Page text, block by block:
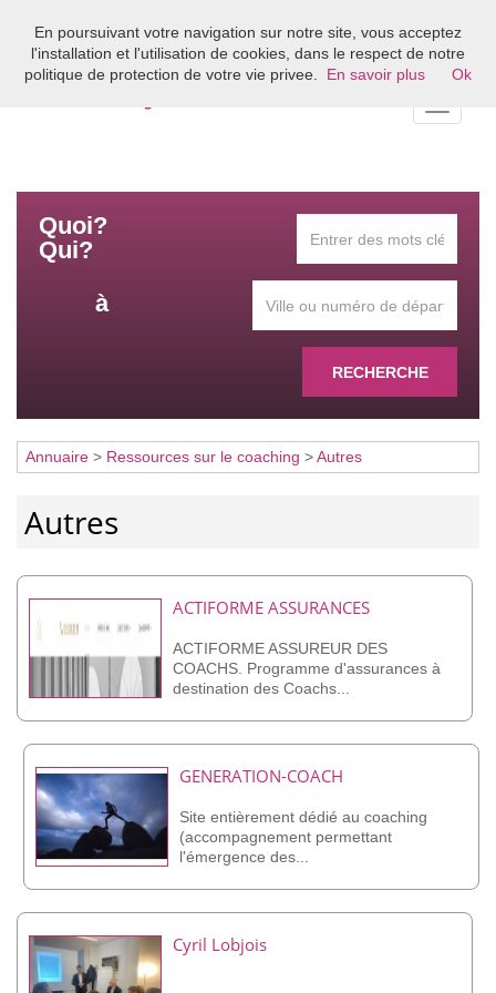
Bienvenue sur l'annuaire du coaching en France
Quoi?
Qui?
à
RECHERCHE
Annuaire > Ressources sur le coaching >Autres
Autres
ACTIFORME ASSURANCES
ACTIFORME ASSUREUR DES
COACHS. Programme d'assurances à
destination des Coachs...
GENERATION-COACH
Site entièrement dédié au coaching
(accompagnement permettant
l'émergence des...
Cyril Lobjois
En poursuivant votre navigation sur notre site, vous acceptez
l'installation et l'utilisation de cookies, dans le respect de notre
politique de protection de votre vie privee.
En savoir plus Ok